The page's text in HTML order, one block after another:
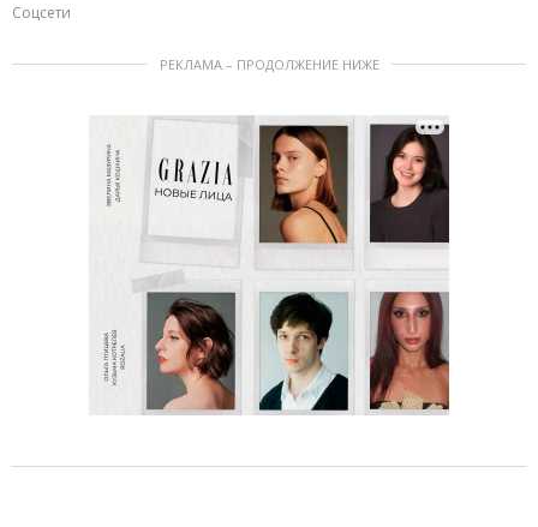
Соцсети
РЕКЛАМА – ПРОДОЛЖЕНИЕ НИЖЕ